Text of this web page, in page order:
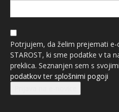
Potrjujem, da želim prejemati
STAROST, ki sme podatke v ta
preklica. Seznanjen sem s
podatkovter splošnimi pogoji